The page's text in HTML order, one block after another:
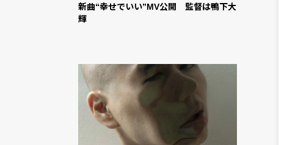
新曲“幸せでいい”MV公開 監督は鴨下大
輝